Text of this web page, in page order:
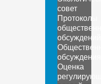
совет
Протоколы
обсуждений
обсуждения
Оценка